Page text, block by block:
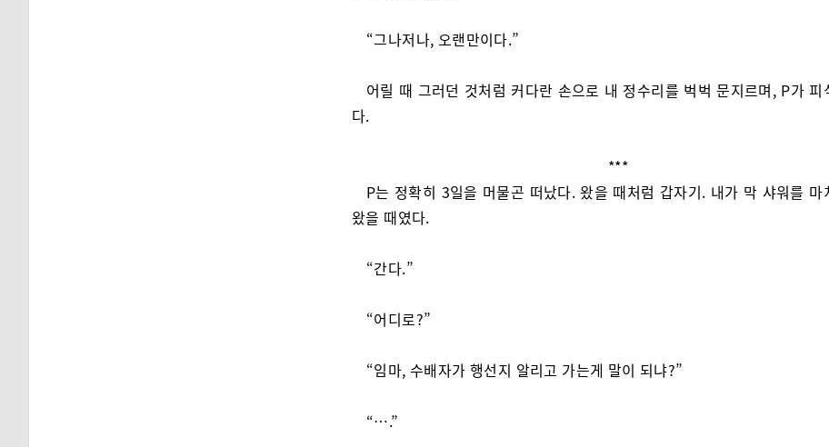
“그나저나, 오랜만이다.”
어릴 때 그러던 것처럼 커다란 손으로 내 정수리를 벅벅 문지르며, P가 피
다.
***
P는 정확히 3일을 머물곤 떠났다. 왔을 때처럼 갑자기. 내가 막 샤워를 마
왔을 때였다.
“간다.”
“어디로?”
“임마, 수배자가 행선지 알리고 가는게 말이 되냐?”
“….”